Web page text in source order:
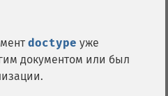
doctype уже
документом или был